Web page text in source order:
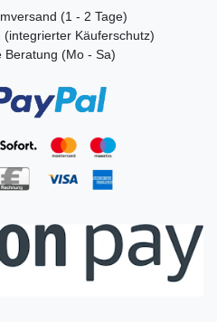
(1 - 2 Tage)
(integrierter Käuferschutz)
Beratung (Mo - Sa)